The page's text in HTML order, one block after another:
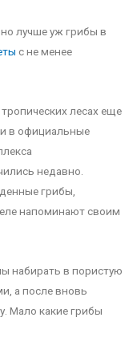
лучше уж грибы в
с не менее
лесах еще
в официальные
недавно.
грибы,
напоминают своим
набирать в пористую
а после вновь
Мало какие грибы